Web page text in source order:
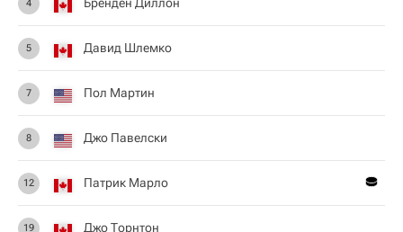
4
5 Давид Шлемко
7 Пол Мартин
8 Джо Павелски
12 Патрик Марло
19 Джо Торнтон